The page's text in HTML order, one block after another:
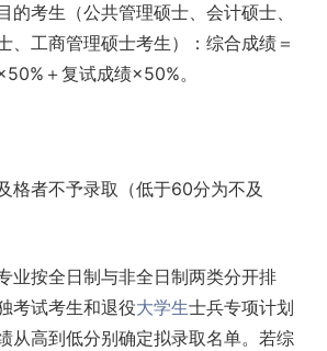
的考生（公共管理硕士、会计硕士、
、工商管理硕士考生）：综合成绩＝
＋复试成绩×50%。
格者不予录取（低于60分为不及
业按全日制与非全日制两类分开排
考试考生和退役大学生士兵专项计划
从高到低分别确定拟录取名单。若综